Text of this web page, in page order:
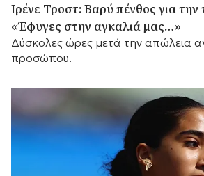
Ιρένε Τροστ: Βαρύ πένθος για την
«Έφυγες στην αγκαλιά μας…»
Δύσκολες ώρες μετά την απώλεια
προσώπου.